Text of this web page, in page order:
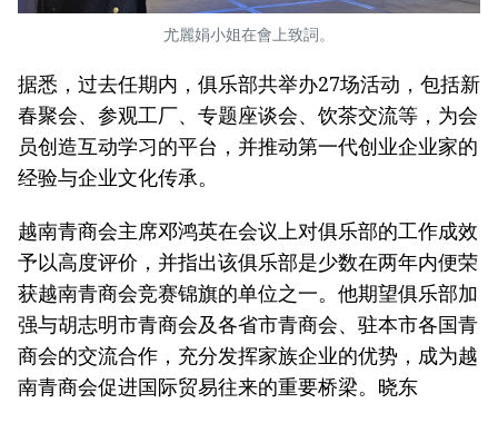
尤麗娟小姐在會上致詞。
据悉，过去任期内，俱乐部共举办27场活动，包括新
春聚会、参观工厂、专题座谈会、饮茶交流等，为会
员创造互动学习的平台，并推动第一代创业企业家的
经验与企业文化传承。
越南青商会主席邓鸿英在会议上对俱乐部的工作成效
予以高度评价，并指出该俱乐部是少数在两年内便荣
获越南青商会竞赛锦旗的单位之一。他期望俱乐部加
强与胡志明市青商会及各省市青商会、驻本市各国青
商会的交流合作，充分发挥家族企业的优势，成为越
南青商会促进国际贸易往来的重要桥梁。晓东